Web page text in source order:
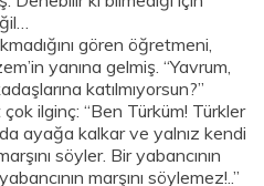
gören öğretmeni,
yanına gelmiş. “Yavrum,
katılmıyorsun?”
ilginç: “Ben Türküm! Türkler
ayağa kalkar ve yalnız kendi
söyler. Bir yabancının
marşını söylemez!..”